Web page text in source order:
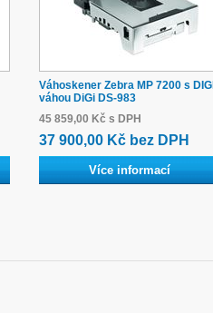
Váhoskener Zebra MP 7200 s DIGI
váhou DiGi DS-983
45 859,00 Kč s DPH
37 900,00 Kč bez DPH
Více informací